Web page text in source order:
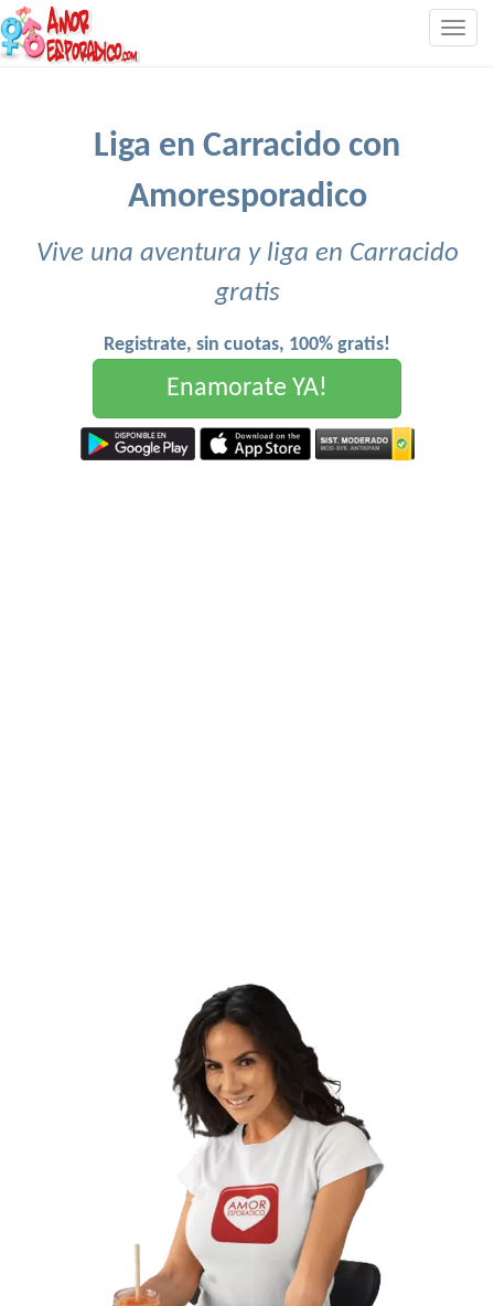
Liga en Carracido con
Amoresporadico
Vive una aventura y liga en Carracido
gratis
Registrate, sin cuotas, 100% gratis!
Enamorate YA!